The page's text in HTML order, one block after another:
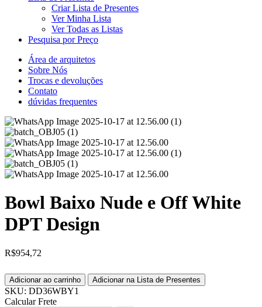
Criar Lista de Presentes
Ver Minha Lista
Ver Todas as Listas
Pesquisa por Preço
Área de arquitetos
Sobre Nós
Trocas e devoluções
Contato
dúvidas frequentes
Bowl Baixo Nude e Off White
DPT Design
R$954,72
Adicionar ao carrinho Adicionar na Lista de Presentes
SKU: DD36WBY1
Calcular Frete